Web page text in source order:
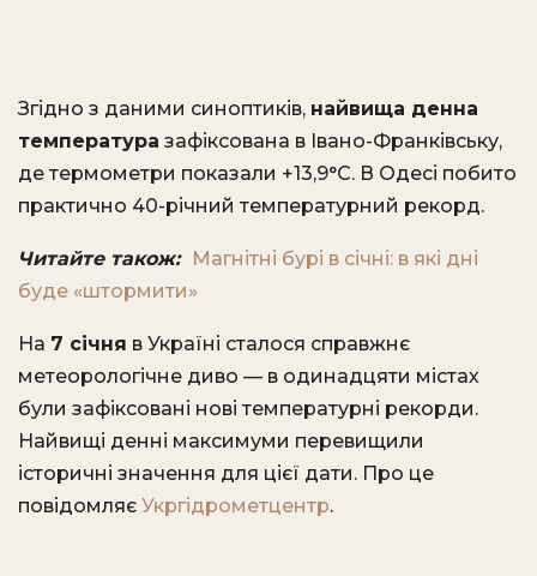
Згідно з даними синоптиків, найвища денна
температура зафіксована в Івано-Франківську,
де термометри показали +13,9°C. В Одесі побито
практично 40-річний температурний рекорд.
Читайте також: Магнітні бурі в січні: в які дні
буде «штормити»
На 7 січня в Україні сталося справжнє
метеорологічне диво — в одинадцяти містах
були зафіксовані нові температурні рекорди.
Найвищі денні максимуми перевищили
історичні значення для цієї дати. Про це
повідомляє Укргідрометцентр.